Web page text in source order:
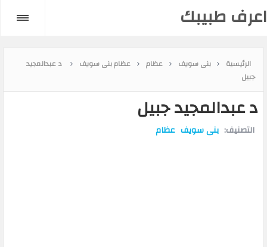
اعرف طبيبك
الرئيسية بنى سويف عظام عظام بنى سويف
د عبدالمجيد
جبيل
د عبدالمجيد جبيل
التصنيف: بنى سويف عظام